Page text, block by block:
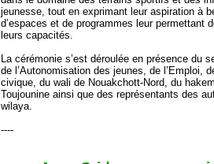
jeunesse, tout en exprimant leur aspiration à
d’espaces et de programmes leur permettant
leurs capacités.
La cérémonie s’est déroulée en présence du
de l’Autonomisation des jeunes, de l’Emploi,
civique, du wali de Nouakchott-Nord, du
Toujounine ainsi que des représentants des
wilaya.
----